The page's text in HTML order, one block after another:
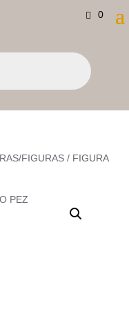
0
FIGURAS/ FIGURA